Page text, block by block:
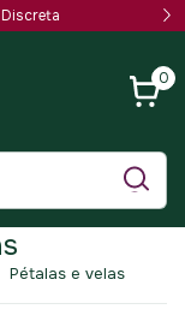
Discreta
0
Pétalas e velas